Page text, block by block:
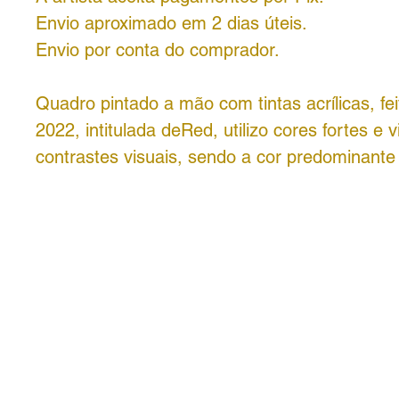
Envio aproximado em 2 dias úteis.
Envio por conta do comprador.
Quadro pintado a mão com tintas acrílicas,
2022, intitulada deRed, utilizo cores fortes e
contrastes visuais, sendo a cor